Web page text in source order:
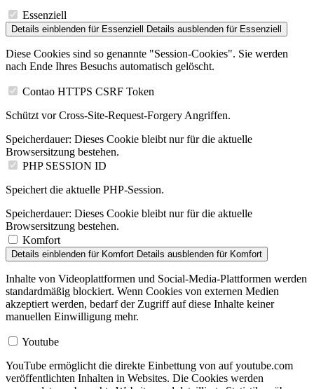
Essenziell
Details einblenden für Essenziell Details ausblenden für Essenziell
Diese Cookies sind so genannte "Session-Cookies". Sie werden
nach Ende Ihres Besuchs automatisch gelöscht.
Contao HTTPS CSRF Token
Schützt vor Cross-Site-Request-Forgery Angriffen.
Speicherdauer: Dieses Cookie bleibt nur für die aktuelle
Browsersitzung bestehen.
PHP SESSION ID
Speichert die aktuelle PHP-Session.
Speicherdauer: Dieses Cookie bleibt nur für die aktuelle
Browsersitzung bestehen.
Komfort
Details einblenden für Komfort Details ausblenden für Komfort
Inhalte von Videoplattformen und Social-Media-Plattformen werden
standardmäßig blockiert. Wenn Cookies von externen Medien
akzeptiert werden, bedarf der Zugriff auf diese Inhalte keiner
manuellen Einwilligung mehr.
Youtube
YouTube ermöglicht die direkte Einbettung von auf youtube.com
veröffentlichten Inhalten in Websites. Die Cookies werden